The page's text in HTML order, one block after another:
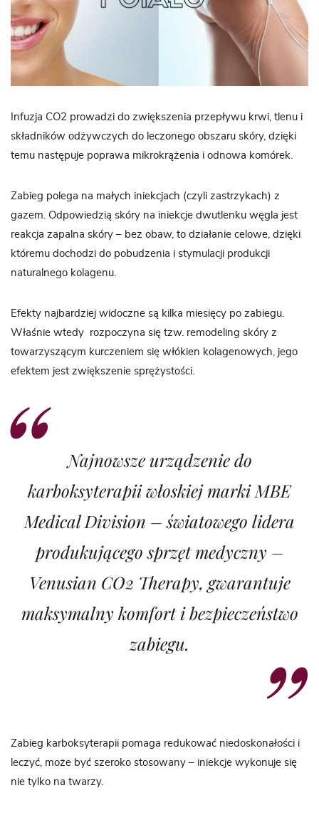
Infuzja CO2 prowadzi do zwiększenia przepływu krwi, tlenu i
składników odżywczych do leczonego obszaru skóry, dzięki
temu następuje poprawa mikrokrążenia i odnowa komórek.
Zabieg polega na małych iniekcjach (czyli zastrzykach) z
gazem. Odpowiedzią skóry na iniekcje dwutlenku węgla jest
reakcja zapalna skóry – bez obaw, to działanie celowe, dzięki
któremu dochodzi do pobudzenia i stymulacji produkcji
naturalnego kolagenu.
Efekty najbardziej widoczne są kilka miesięcy po zabiegu.
Właśnie wtedy rozpoczyna się tzw. remodeling skóry z
towarzyszącym kurczeniem się włókien kolagenowych, jego
efektem jest zwiększenie sprężystości.
Najnowsze urządzenie do
karboksyterapii włoskiej marki MBE
Medical Division – światowego lidera
produkującego sprzęt medyczny –
Venusian CO2 Therapy, gwarantuje
maksymalny komfort i bezpieczeństwo
zabiegu.
Zabieg karboksyterapii pomaga redukować niedoskonałości i
leczyć, może być szeroko stosowany – iniekcje wykonuje się
nie tylko na twarzy.